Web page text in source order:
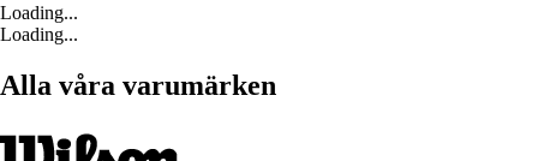
Loading...
Loading...
Alla våra varumärken